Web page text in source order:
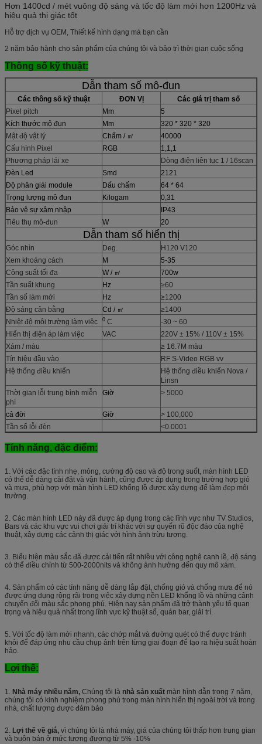
Hơn 1400cd / mét vuông độ sáng và tốc độ làm mới hơn 1200Hz và
hiệu quả thị giác tốt
Hỗ trợ dịch vụ OEM, Thiết kế hình dạng mà bạn cần
2 năm bảo hành cho sản phẩm của chúng tôi và bảo trì thời gian cuộc sống
Thông số kỹ thuật:
Dẫn tham số mô-đun
Các thông số kỹ thuật ĐƠN VỊ
Các giá trị tham số
Pixel pitch
Mm
5
Kích thước mô đun
Mm
320 * 320 * 320
Mật độ vật lý
Chấm / ㎡
40000
Cấu hình Pixel
RGB
1,1,1
Phương pháp lái xe
Dòng điện liên tục 1 / 16scan
Đèn Led
Smd
2121
Độ phân giải module
Dấu chấm
64 * 64
Trọng lượng mô đun
Kilogam
0,31
Bảo vệ sự xâm nhập
IP43
Tiêu thụ mô-đun
W 20
Dẫn tham số hiển thị
Góc nhìn Deg.
H120 V120
Xem khoảng cách
M
5-35
Công suất tối đa
W / ㎡
700w
Tần suất khung
Hz
≥60
Tần số làm mới
Hz
≥1200
Độ sáng cân bằng
Cd / ㎡
≥1400
Nhiệt độ môi trường làm việc
0 C
-30 ~ 60
Hiển thị điện áp làm việc
VAC
220V ± 15% / 110V ± 15%
Xám / màu
≥ 16.7M màu
Tín hiệu đầu vào
RF S-Video RGB vv
Hệ thống điều khiển
Hệ thống điều khiển Nova /
Linsn
Thời gian lỗi trung bình miễn
phí
Giờ > 5000
cả đời Giờ
> 100,000
Tần số lỗi đèn
<0.0001
Tính năng, đặc điểm:
1. Với các đặc tính nhẹ, mỏng, cường độ cao và độ trong suốt, màn hình LED
có thể dễ dàng cài đặt và vận hành, cũng được áp dụng trong trường hợp gió
và mưa, phù hợp với màn hình LED khổng lồ được xây dựng để làm đẹp môi
trường.
2. Các màn hình LED này đã được áp dụng trong các lĩnh vực như TV Studios,
Bars và các khu vực vui chơi giải trí khác với sự quyến rũ độc đáo của nghệ
thuật, xây dựng các cảnh thị giác với hình ảnh trừu tượng.
3. Biểu hiện màu sắc đã được cải tiến rất nhiều với công nghệ canh lề, độ sáng
có thể điều chỉnh từ 500-2000nits và không ảnh hưởng đến quy mô xám.
4. Sản phẩm có các tính năng dễ dàng lắp đặt, chống gió và chống mưa để nó
được ứng dụng rộng rãi trong việc xây dựng nền LED khổng lồ và những cảnh
chuyển đổi màu sắc phong phú. Hiện nay sản phẩm đã trở thành yếu tố quan
trọng và hiệu quả nhất trong lĩnh vực kỹ thuật số, quán bar, giải trí.
5. Với tốc độ làm mới nhanh, các chớp mắt và đường quét có thể được tránh
khỏi để đáp ứng nhu cầu chụp ảnh trên từng giai đoạn để tạo ra hiệu suất hoàn
hảo.
Lợi thế:
1. Nhà máy nhiều năm, Chúng tôi là nhà sản xuất màn hình dẫn trong 7 năm,
chúng tôi có kinh nghiệm phong phú trong màn hình hiển thị ngoài trời và trong
nhà, chất lượng được đảm bảo
2. Lợi thế về giá, vì chúng tôi là nhà máy, giá của chúng tôi thấp hơn trung gian
và buôn bán ở mức tương đương từ 5% -10%